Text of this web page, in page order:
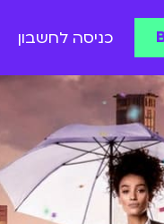
כניסה לחשבון